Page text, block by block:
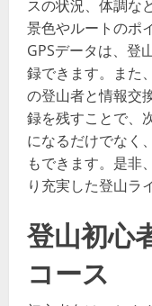
スの状況、体調な
景色やルートのポ
GPSデータは、登
録できます。また
の登山者と情報交
録を残すことで、
になるだけでなく
もできます。是非
り充実した登山ラ
登山初心
コース